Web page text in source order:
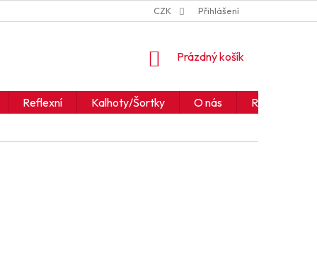
JAK ČÍST IKONY A SYMBOLY OBCHODNÍ
CZK Přihlášení
NÁKUPNÍ
Prázdný košík
Reflexní Kalhoty/Šortky O nás Realizace